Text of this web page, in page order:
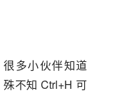
多小伙伴知道
殊不知 Ctrl+H 可